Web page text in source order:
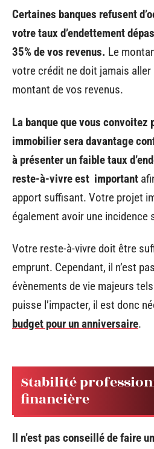
Certaines banques refusent
votre taux d’endettement
35% de vos revenus. Le
votre crédit ne doit jamais aller
montant de vos revenus.
La banque que vous convoitez
immobilier sera davantage
à présenter un faible taux
reste-à-vivre est important
apport suffisant. Votre projet
également avoir une incidence
Votre reste-à-vivre doit être
emprunt. Cependant, il n’est
évènements de vie majeurs
puisse l’impacter, il est donc
budget pour un anniversaire.
Stabilité
financière
Il n’est pas conseillé de faire